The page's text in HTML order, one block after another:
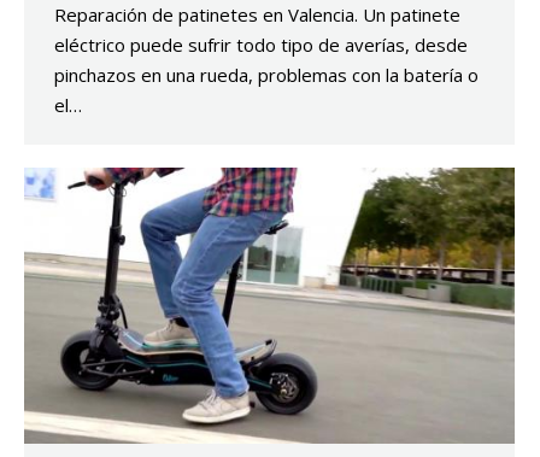
Reparación de patinetes en Valencia. Un patinete
eléctrico puede sufrir todo tipo de averías, desde
pinchazos en una rueda, problemas con la batería o
el…